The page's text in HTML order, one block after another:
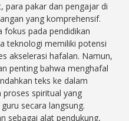
para pakar dan pengajar di
yang komprehensif.
fokus pada pendidikan
teknologi memiliki potensi
akselerasi hafalan. Namun,
penting bahwa menghafal
teks ke dalam
spiritual yang
secara langsung.
sebagai alat pendukung,